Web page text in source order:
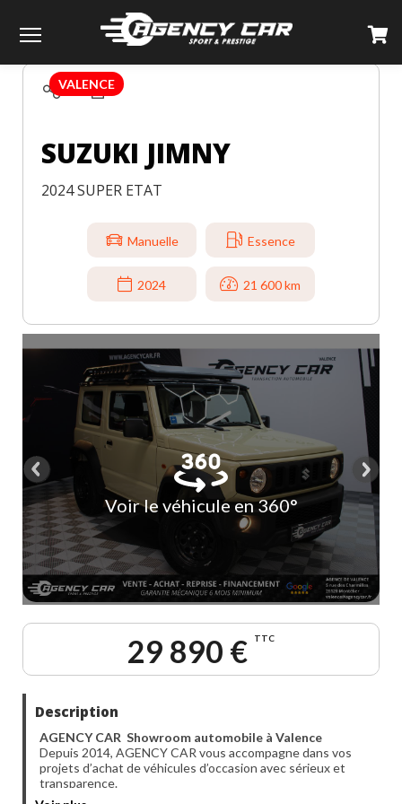
TOUS LES VÉHICULES SUZUKI JIMNY
SUZUKI JIMNY
2024 SUPER ETAT
Manuelle Essence
2024 21 600 km
Voir le véhicule en 360°
29 890 € TTC
VALENCE
Description
AGENCY CAR Showroom automobile à Valence
Depuis 2014, AGENCY CAR vous accompagne dans vos
projets d’achat de véhicules d’occasion avec sérieux et
transparence.
Notre agence de Valence vous propose ce véhicule :